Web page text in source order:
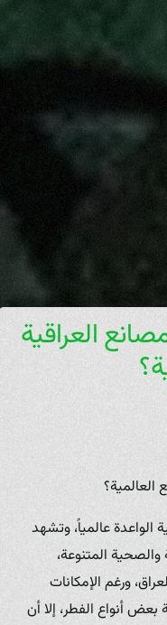
العراقية
الواعدة عالمياً، وتشهد
والصحية المتنوعة،
ورغم الإمكانات
بعض أنواع الفطر، إلا أن